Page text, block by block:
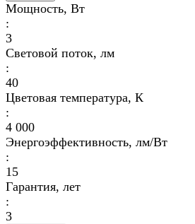
Мощность, Вт
:
3
Световой поток, лм
:
40
Цветовая температура, К
:
4 000
Энергоэффективность, лм/Вт
:
15
Гарантия, лет
:
3